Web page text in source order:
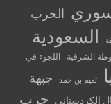
الحرب
السعودية
الشرقية اللجوء في
تميم بن حمد
جبهة
الكردستاني حزب